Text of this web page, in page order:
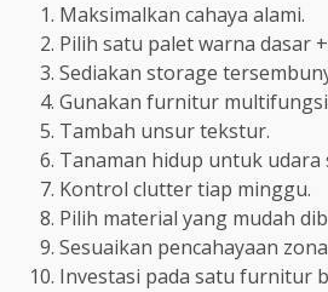
Maksimalkan cahaya alami.
Pilih satu palet warna dasar
Sediakan storage
Gunakan furnitur
Tambah unsur tekstur.
Tanaman hidup untuk udara
Kontrol clutter tiap minggu.
Pilih material yang mudah
Sesuaikan pencahayaan
Investasi pada satu furnitur